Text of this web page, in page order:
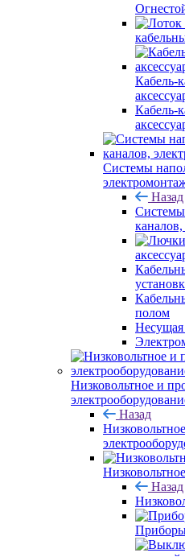
Кабель-
Кабель-
Системы
Назад
полом
Несущая
Низковольтное и
Назад
Назад
Приборы